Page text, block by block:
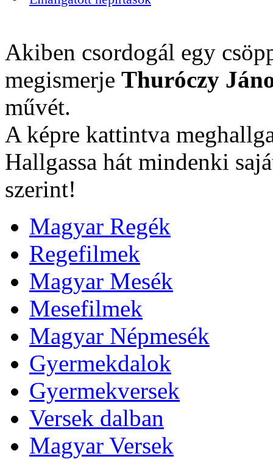
Akiben csordogál egy
megismerje Thuróczy
művét.
A képre kattintva
Hallgassa hát mindenki
szerint!
Magyar Regék
Regefilmek
Magyar Mesék
Mesefilmek
Magyar Népmesék
Gyermekdalok
Gyermekversek
Versek dalban
Magyar Versek